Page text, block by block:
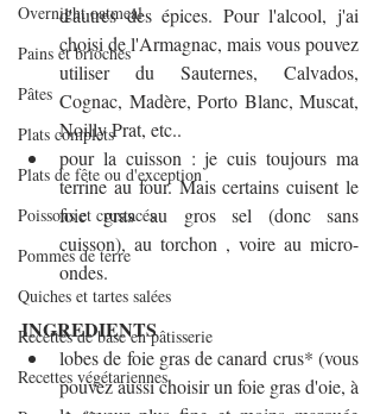
Overnight oatmeal
Pains et brioches
Pâtes
Plats complets
Plats de fête ou d'exception
Poissons et crustacés
Pommes de terre
Quiches et tartes salées
Recettes de base en pâtisserie
Recettes végétariennes
d'autres des épices. Pour l'alcool, j'ai
choisi de l'Armagnac, mais vous pouvez
utiliser du Sauternes, Calvados,
Cognac, Madère, Porto Blanc, Muscat,
Noilly Prat, etc..
pour la cuisson : je cuis toujours ma
terrine au four. Mais certains cuisent le
foie gras au gros sel (donc sans
cuisson), au torchon , voire au micro-
ondes.
INGREDIENTS
lobes de foie gras de canard crus* (vous
pouvez aussi choisir un foie gras d'oie, à